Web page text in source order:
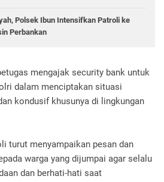
Polsek Ibun Intensifkan Patroli ke
Perbankan
mengajak security bank untuk
dalam menciptakan situasi
kondusif khusunya di lingkungan
turut menyampaikan pesan dan
warga yang dijumpai agar selalu
dan berhati-hati saat